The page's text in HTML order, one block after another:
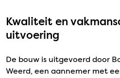
Kwaliteit en
uitvoering
De bouw is uitgevoerd door
Weerd, een aannemer met